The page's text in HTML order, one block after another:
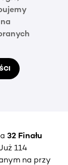
32 Finału
114
na przy